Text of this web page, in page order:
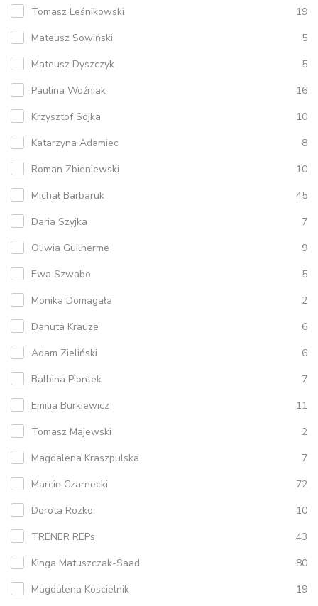
Tomasz Leśnikowski
19
Mateusz Sowiński
5
Mateusz Dyszczyk
5
Paulina Woźniak
16
Krzysztof Sojka
10
Katarzyna Adamiec
8
Roman Zbieniewski
10
Michał Barbaruk
45
Daria Szyjka
7
Oliwia Guilherme
9
Ewa Szwabo
5
Monika Domagała
2
Danuta Krauze
6
Adam Zieliński
6
Balbina Piontek
7
Emilia Burkiewicz
11
Tomasz Majewski
2
Magdalena Kraszpulska
7
Marcin Czarnecki
72
Dorota Rozko
10
TRENER REPs
43
Kinga Matuszczak-Saad
80
Magdalena Koscielnik
19